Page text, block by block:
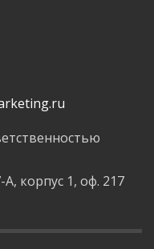
корпус 1, оф. 217